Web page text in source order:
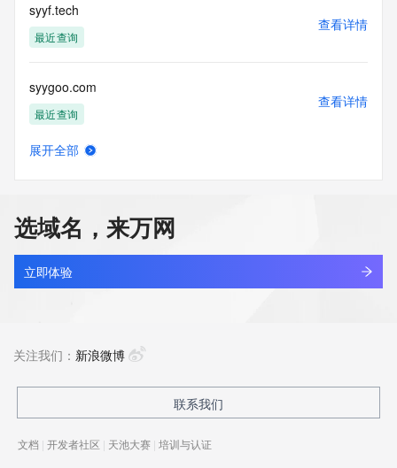
syyf.tech
最近查询
查看详情
syygoo.com
最近查询
查看详情
syynj.com
新注册
查看详情
最近查询
展开全部
选域名，来万网
立即体验
关注我们： 新浪微博
联系我们
文档 | 开发者社区 | 天池大赛 | 培训与认证